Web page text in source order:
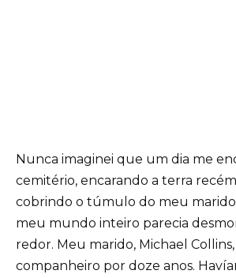
Nunca imaginei que um dia me
cemitério, encarando a terra
cobrindo o túmulo do meu
meu mundo inteiro parecia
redor. Meu marido, Michael
companheiro por doze anos.